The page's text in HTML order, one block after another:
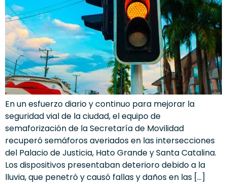
En un esfuerzo diario y continuo para mejorar la
seguridad vial de la ciudad, el equipo de
semaforización de la Secretaría de Movilidad
recuperó semáforos averiados en las intersecciones
del Palacio de Justicia, Hato Grande y Santa Catalina.
Los dispositivos presentaban deterioro debido a la
lluvia, que penetró y causó fallas y daños en las […]